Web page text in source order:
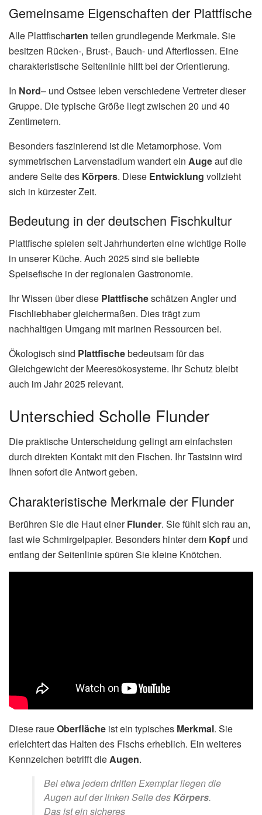
Gemeinsame Eigenschaften der Plattfische
Alle Plattfischarten teilen grundlegende Merkmale. Sie
besitzen Rücken-, Brust-, Bauch- und Afterflossen. Eine
charakteristische Seitenlinie hilft bei der Orientierung.
In Nord– und Ostsee leben verschiedene Vertreter dieser
Gruppe. Die typische Größe liegt zwischen 20 und 40
Zentimetern.
Besonders faszinierend ist die Metamorphose. Vom
symmetrischen Larvenstadium wandert ein Augeauf die
andere Seite des Körpers. Diese Entwicklung vollzieht
sich in kürzester Zeit.
Bedeutung in der deutschen Fischkultur
Plattfische spielen seit Jahrhunderten eine wichtige Rolle
in unserer Küche. Auch 2025 sind sie beliebte
Speisefische in der regionalen Gastronomie.
Ihr Wissen über diese Plattfischeschätzen Angler und
Fischliebhaber gleichermaßen. Dies trägt zum
nachhaltigen Umgang mit marinen Ressourcen bei.
Ökologisch sind Plattfischebedeutsam für das
Gleichgewicht der Meeresökosysteme. Ihr Schutz bleibt
auch im Jahr 2025 relevant.
Unterschied Scholle Flunder
Die praktische Unterscheidung gelingt am einfachsten
durch direkten Kontakt mit den Fischen. Ihr Tastsinn wird
Ihnen sofort die Antwort geben.
Charakteristische Merkmale der Flunder
Berühren Sie die Haut einerFlunder. Sie fühlt sich rau an,
fast wie Schmirgelpapier. Besonders hinter dem Kopf und
entlang der Seitenlinie spüren Sie kleine Knötchen.
Diese raueOberfläche ist ein typisches Merkmal. Sie
erleichtert das Halten des Fischs erheblich. Ein weiteres
Kennzeichen betrifft dieAugen.
Bei etwa jedem dritten Exemplar liegen die
Augen auf der linken Seite desKörpers.
Das ist ein sicheres